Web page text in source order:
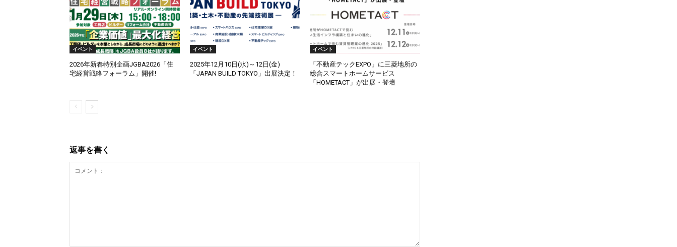
イベント
2026年新春特別企画JGBA2026「住
宅経営戦略フォーラム」開催!
イベント
2025年12月10日(水)～12日(金)
「JAPAN BUILD TOKYO」出展決定！
イベント
「不動産テックEXPO」に三菱地所の
総合スマートホームサービス
「HOMETACT」が出展・登壇
返事を書く